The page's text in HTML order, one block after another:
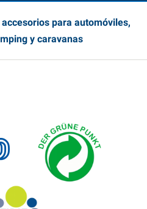
para automóviles,
y caravanas